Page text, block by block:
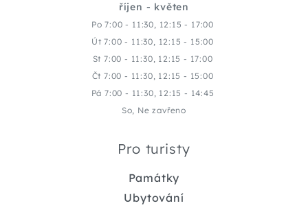
říjen - květen
Po 7:00 - 11:30, 12:15 - 17:00
Út 7:00 - 11:30, 12:15 - 15:00
St 7:00 - 11:30, 12:15 - 17:00
Čt 7:00 - 11:30, 12:15 - 15:00
Pá 7:00 - 11:30, 12:15 - 14:45
So, Ne zavřeno
Pro turisty
Památky
Ubytování